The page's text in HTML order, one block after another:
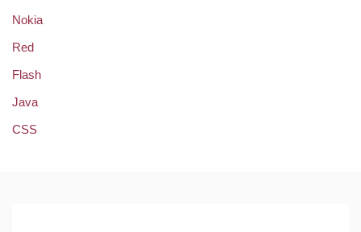
Nokia
Red
Flash
Java
CSS